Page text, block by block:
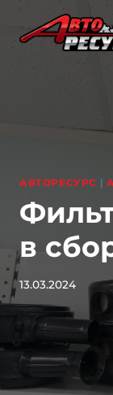
Перейти
содержанию
АВТОРЕСУРС |
в
13.03.2024